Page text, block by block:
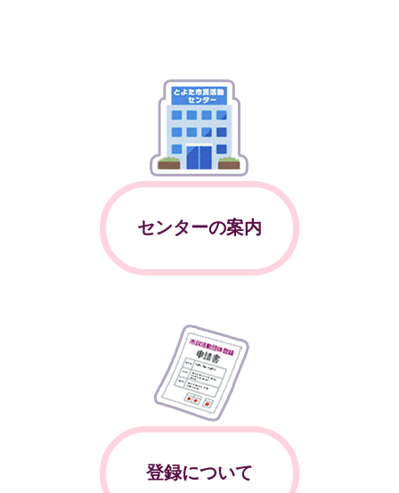
センターの案内
登録について